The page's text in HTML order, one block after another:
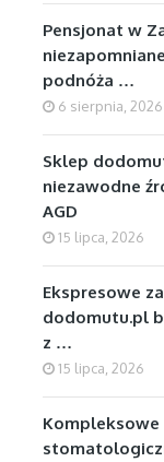
Pensjonat w
podnóża …
6 sierpnia, 2026
Sklep
niezawodne
AGD
15 lipca, 2026
Ekspresowe
dodomutu.pl
z …
15 lipca, 2026
Kompleksowe